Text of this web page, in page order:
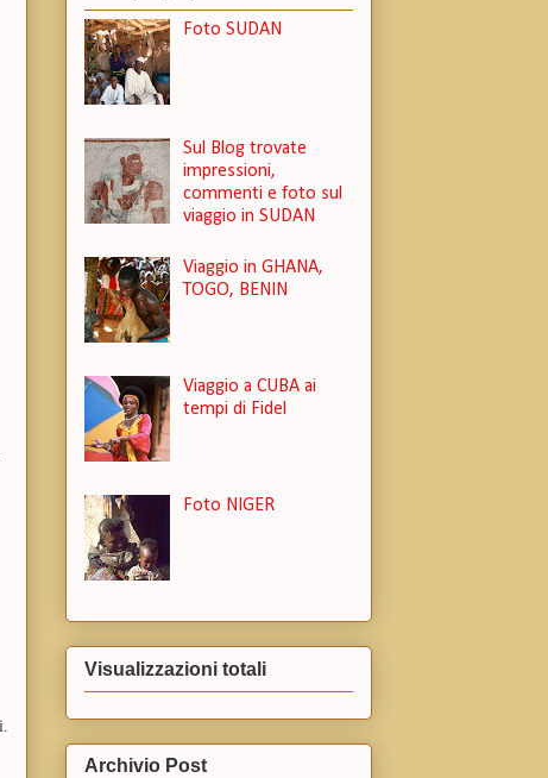
Foto SUDAN
Sul Blog trovate
impressioni,
commenti e foto sul
viaggio in SUDAN
Viaggio in GHANA,
TOGO, BENIN
Viaggio a CUBA ai
tempi di Fidel
Foto NIGER
Visualizzazioni totali
Archivio Post